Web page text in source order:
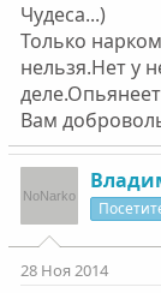
Чудеса...)
Только
нельзя.Нет у
Вам
28 Ноя 2014